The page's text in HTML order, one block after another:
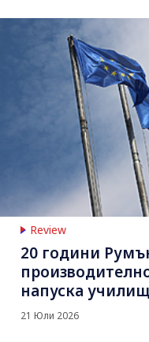
Review
20 години
напуска
21 Юли 2026